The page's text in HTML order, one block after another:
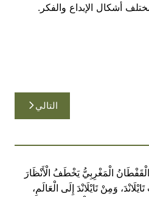
أشكال الإبداع والفكر.
التالي